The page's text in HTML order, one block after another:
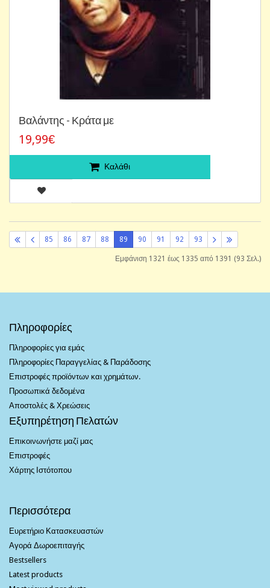
Βαλάντης - Κράτα με
19,99€
Καλάθι
85 86 87 88 89 90 91 92 93
Εμφάνιση 1321 έως 1335 από 1391 (93 Σελ.)
Πληροφορίες
Πληροφορίες για εμάς
Πληροφορίες Παραγγελίας & Παράδοσης
Επιστροφές προϊόντων και χρημάτων.
Προσωπικά δεδομένα
Αποστολές & Χρεώσεις
Εξυπηρέτηση Πελατών
Επικοινωνήστε μαζί μας
Επιστροφές
Χάρτης Ιστότοπου
Περισσότερα
Ευρετήριο Κατασκευαστών
Αγορά Δωροεπιταγής
Bestsellers
Latest products